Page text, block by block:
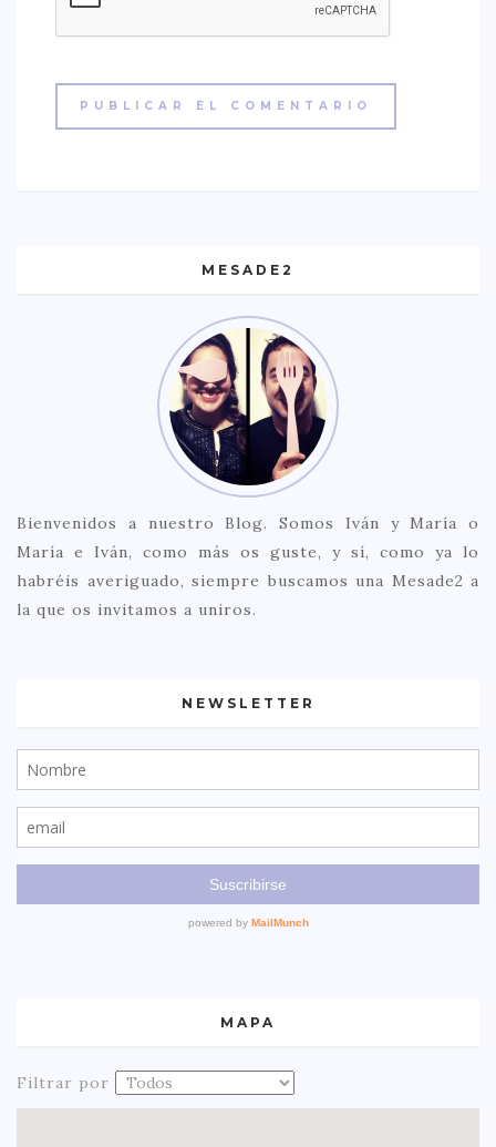
MESADE2
Bienvenidos a nuestro Blog. Somos Iván y María o
María e Iván, como más os guste, y sí, como ya lo
habréis averiguado, siempre buscamos una Mesade2 a
la que os invitamos a uniros.
NEWSLETTER
MAPA
Filtrar por